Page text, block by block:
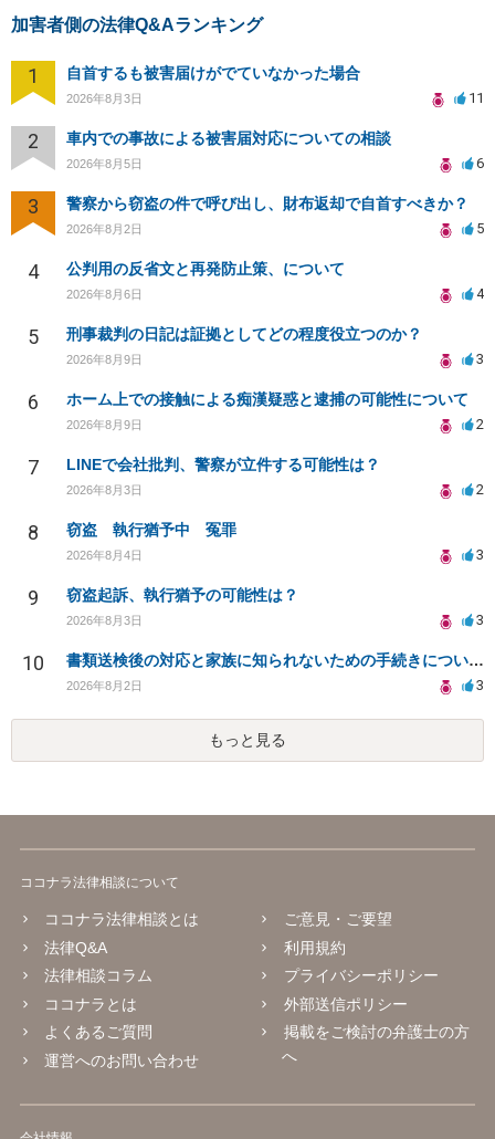
加害者側の法律Q&Aランキング
1 自首するも被害届けがでていなかった場合
2026年8月3日 11
2 車内での事故による被害届対応についての相談
2026年8月5日 6
3 警察から窃盗の件で呼び出し、財布返却で自首すべきか？
2026年8月2日 5
4 公判用の反省文と再発防止策、について
2026年8月6日 4
5 刑事裁判の日記は証拠としてどの程度役立つのか？
2026年8月9日 3
6 ホーム上での接触による痴漢疑惑と逮捕の可能性について
2026年8月9日 2
7 LINEで会社批判、警察が立件する可能性は？
2026年8月3日 2
8 窃盗 執行猶予中 冤罪
2026年8月4日 3
9 窃盗起訴、執行猶予の可能性は？
2026年8月3日 3
10 書類送検後の対応と家族に知られないための手続きについて相談
2026年8月2日 3
もっと見る
ココナラ法律相談について
ココナラ法律相談とは
法律Q&A
法律相談コラム
ココナラとは
よくあるご質問
運営へのお問い合わせ
ご意見・ご要望
利用規約
プライバシーポリシー
外部送信ポリシー
掲載をご検討の弁護士の方
へ